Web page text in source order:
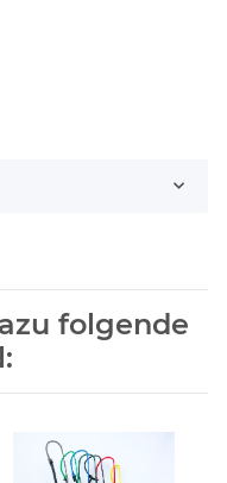
folgende